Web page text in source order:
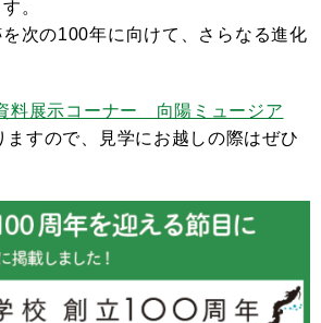
。
次の100年に向けて、さらなる進化
料展示コーナー 向陽ミュージア
ますので、見学にお越しの際はぜひ